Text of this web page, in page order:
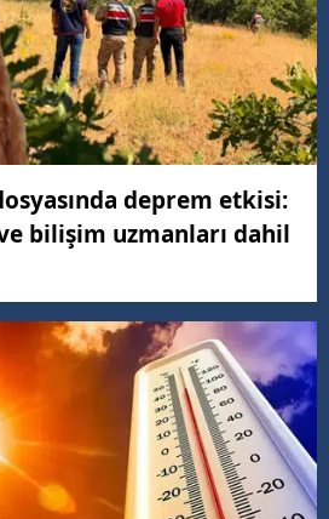
deprem etkisi:
bilişim uzmanları dahil